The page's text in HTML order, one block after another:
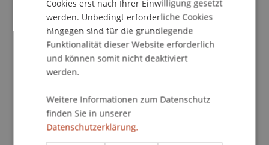
die ursprünglich kaum definiert waren,
entwickelten sich im Alltag zu den wichtigsten
Orten des Projekts: «Der Raum, der eigentlich nie
bestellt war, wurde zum wichtigsten Teil des
Projektes.»
Fotos: Antonia Trager
Cookies erst nach Ihrer Einwilligung gesetzt
werden. Unbedingt erforderliche Cookies
hingegen sind für die grundlegende
Funktionalität dieser Website erforderlich
und können somit nicht deaktiviert
werden.
Weitere Informationen zum Datenschutz
finden Sie in unserer
Datenschutzerklärung.